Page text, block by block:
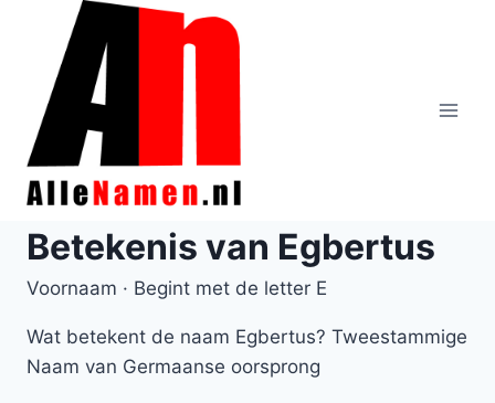
Doorgaan
inhoud
Betekenis van Egbertus
Voornaam · Begint met de letter E
Wat betekent de naam Egbertus? Tweestammige
Naam van Germaanse oorsprong